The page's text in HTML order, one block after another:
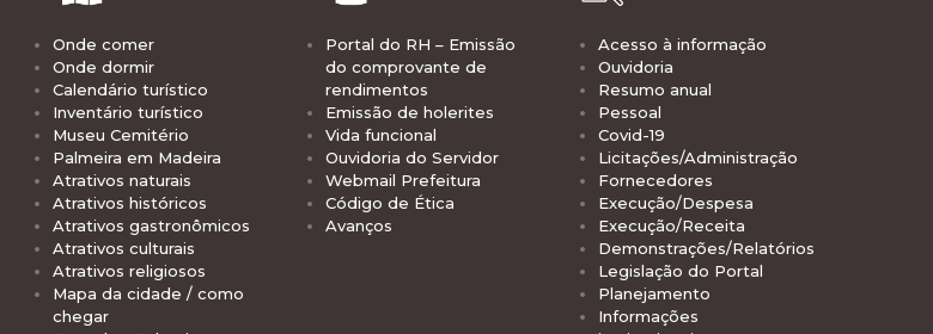
Onde comer
Onde dormir
Calendário turístico
Inventário turístico
Museu Cemitério
Palmeira em Madeira
Atrativos naturais
Atrativos históricos
Atrativos gastronômicos
Atrativos culturais
Atrativos religiosos
Mapa da cidade / como
chegar
Portal do RH – Emissão
do comprovante de
rendimentos
Emissão de holerites
Vida funcional
Ouvidoria do Servidor
Webmail Prefeitura
Código de Ética
Avanços
Acesso à informação
Ouvidoria
Resumo anual
Pessoal
Covid-19
Licitações/Administração
Fornecedores
Execução/Despesa
Execução/Receita
Demonstrações/Relatórios
Legislação do Portal
Planejamento
Informações